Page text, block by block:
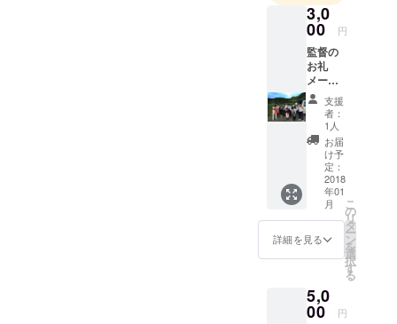
3,0
00 円
監督の
お礼
メール
監督、
好きな
主演女
優俳優
のサイ
支援
者：
1人
お届
け予
定：
2018
年01
月
詳細を見る
こ
の
リ
タ
ー
ン
を
選
択
す
る
5,0
00 円